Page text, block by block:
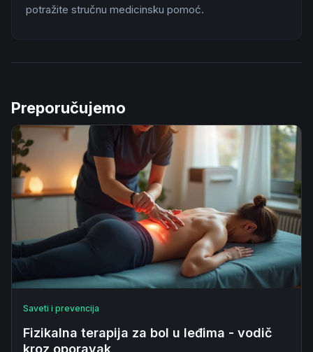
potražite stručnu medicinsku pomoć.
Preporučujemo
Saveti i prevencija
Fizikalna terapija za bol u leđima - vodič
kroz oporavak